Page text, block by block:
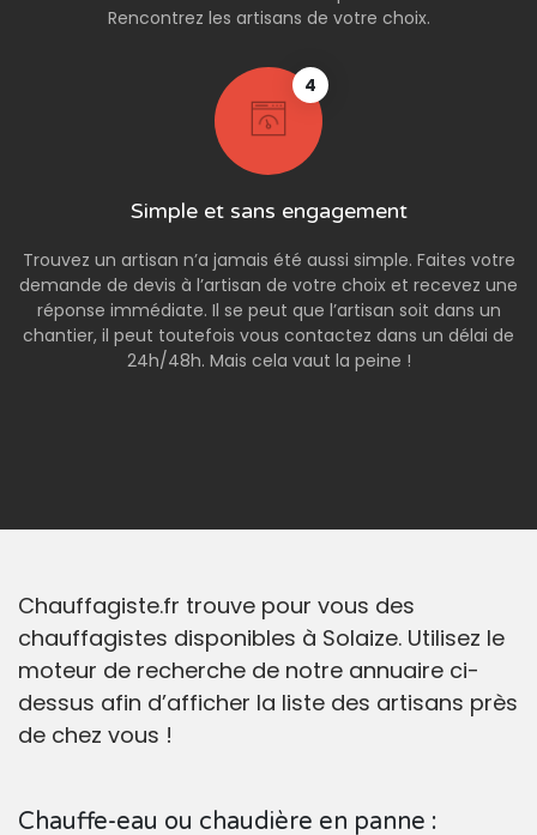
Rencontrez les artisans de votre choix.
4
Simple et sans engagement
Trouvez un artisan n’a jamais été aussi simple. Faites votre
demande de devis à l’artisan de votre choix et recevez une
réponse immédiate. Il se peut que l’artisan soit dans un
chantier, il peut toutefois vous contactez dans un délai de
24h/48h. Mais cela vaut la peine !
Chauffagiste.fr trouve pour vous des
chauffagistes disponibles à Solaize. Utilisez le
moteur de recherche de notre annuaire ci-
dessus afin d’afficher la liste des artisans près
de chez vous !
Chauffe-eau ou chaudière en panne :